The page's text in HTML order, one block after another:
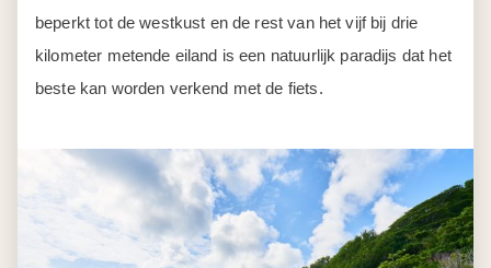
beperkt tot de westkust en de rest van het vijf bij drie
kilometer metende eiland is een natuurlijk paradijs dat het
beste kan worden verkend met de fiets.